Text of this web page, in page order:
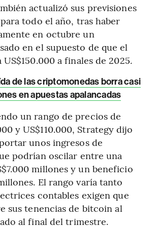
actualizó sus previsiones
todo el año, tras haber
en octubre un
en el supuesto de que el
a finales de 2025.
de las criptomonedas borra casi
en apuestas apalancadas
un rango de precios de
y US$110.000, Strategy dijo
unos ingresos de
podrían oscilar entre una
millones y un beneficio
El rango varía tanto
contables exigen que
sus tenencias de bitcoin al
al final del trimestre.